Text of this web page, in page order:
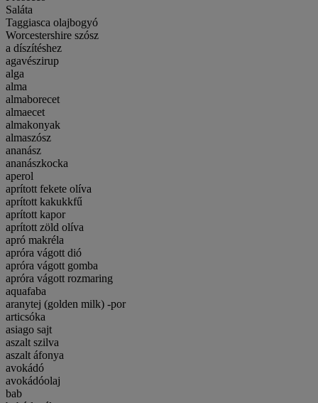
Saláta
Taggiasca olajbogyó
Worcestershire szósz
a díszítéshez
agavészirup
alga
alma
almaborecet
almaecet
almakonyak
almaszósz
ananász
ananászkocka
aperol
aprított fekete olíva
aprított kakukkfű
aprított kapor
aprított zöld olíva
apró makréla
apróra vágott dió
apróra vágott gomba
apróra vágott rozmaring
aquafaba
aranytej (golden milk) -por
articsóka
asiago sajt
aszalt szilva
aszalt áfonya
avokádó
avokádóolaj
bab